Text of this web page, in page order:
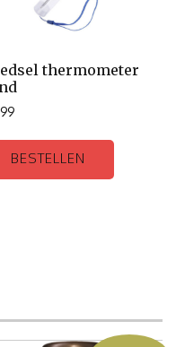
thermometer
BESTELLEN